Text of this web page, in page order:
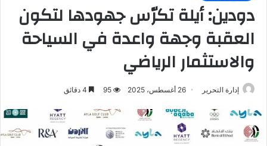
دودين: أيلة تكرّس جهودها لتكون
العقبة وجهة واعدة في السياحة
والاستثمار الرياضي
إدارة التحرير 26 أغسطس، 2025 95